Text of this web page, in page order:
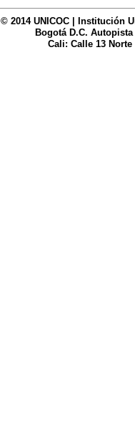
© 2014 UNICOC | Institución
Bogotá D.C. Autopista
Cali: Calle 13 Norte